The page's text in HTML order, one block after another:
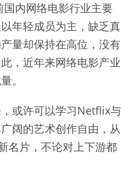
内网络电影行业主要
年轻成员为主，缺乏真
量却保持在高位，没有
，近年来网络电影产业
。
或许可以学习Netflix与
阔的艺术创作自由，从
名片，不论对上下游都